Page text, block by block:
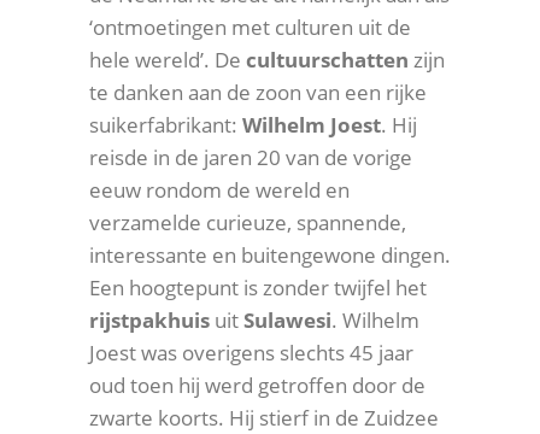
‘ontmoetingen met culturen uit de
hele wereld’. De cultuurschatten zijn
te danken aan de zoon van een rijke
suikerfabrikant: Wilhelm Joest. Hij
reisde in de jaren 20 van de vorige
eeuw rondom de wereld en
verzamelde curieuze, spannende,
interessante en buitengewone dingen.
Een hoogtepunt is zonder twijfel het
rijstpakhuis uitSulawesi. Wilhelm
Joest was overigens slechts 45 jaar
oud toen hij werd getroffen door de
zwarte koorts. Hij stierf in de Zuidzee